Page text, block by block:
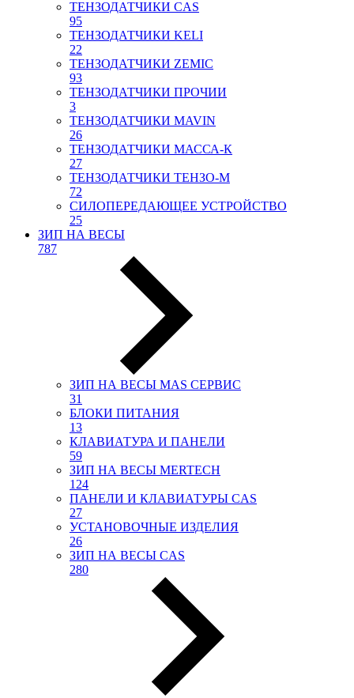
ТЕНЗОДАТЧИКИ CAS
95
ТЕНЗОДАТЧИКИ KELI
22
ТЕНЗОДАТЧИКИ ZEMIC
93
ТЕНЗОДАТЧИКИ ПРОЧИИ
3
ТЕНЗОДАТЧИКИ MAVIN
26
ТЕНЗОДАТЧИКИ МАССА-К
27
ТЕНЗОДАТЧИКИ ТЕНЗО-М
72
СИЛОПЕРЕДАЮЩЕЕ УСТРОЙСТВО
25
ЗИП НА ВЕСЫ
787
ЗИП НА ВЕСЫ МАS СЕРВИС
31
БЛОКИ ПИТАНИЯ
13
КЛАВИАТУРА И ПАНЕЛИ
59
ЗИП НА ВЕСЫ MERTECH
124
ПАНЕЛИ И КЛАВИАТУРЫ CAS
27
УСТАНОВОЧНЫЕ ИЗДЕЛИЯ
26
ЗИП НА ВЕСЫ CAS
280